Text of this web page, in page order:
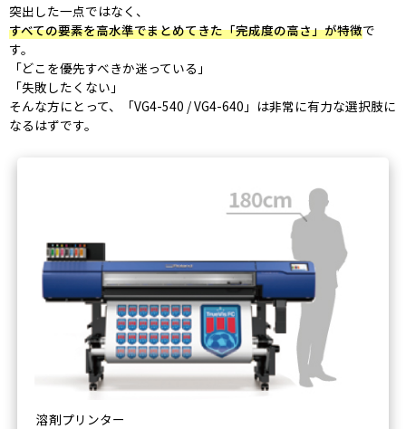
突出した一点ではなく、
すべての要素を高水準でまとめてきた「完成度の高さ」が特徴で
す。
「どこを優先すべきか迷っている」
「失敗したくない」
そんな方にとって、「VG4-540 / VG4-640」は非常に有力な選択肢に
なるはずです。
溶剤プリンター